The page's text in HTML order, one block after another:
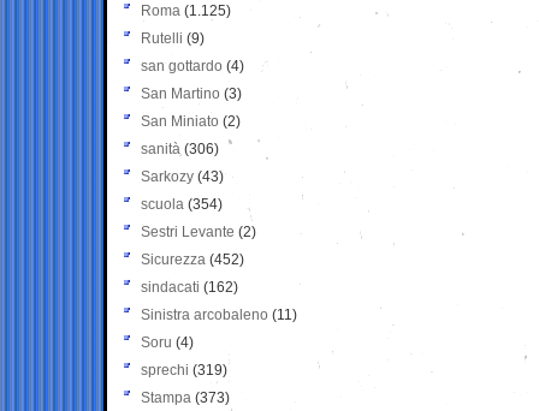
Roma (1.125)
Rutelli (9)
san gottardo (4)
San Martino (3)
San Miniato (2)
sanità (306)
Sarkozy (43)
scuola (354)
Sestri Levante (2)
Sicurezza (452)
sindacati (162)
Sinistra arcobaleno (11)
Soru (4)
sprechi (319)
Stampa (373)